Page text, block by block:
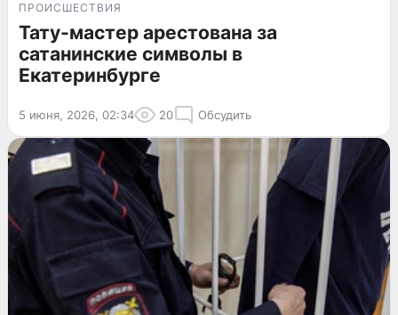
ПРОИСШЕСТВИЯ
Тату-мастер арестована за
сатанинские символы в
Екатеринбурге
5 июня, 2026, 02:34 20 Обсудить